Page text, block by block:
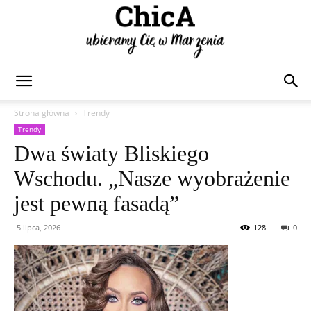
Strona główna
Trendy
Trendy
Dwa światy Bliskiego
Wschodu. „Nasze wyobrażenie
jest pewną fasadą”
5 lipca, 2026 0
128